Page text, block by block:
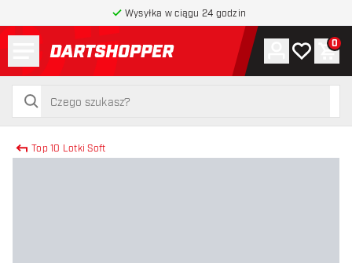
Wysyłka w ciągu 24 godzin
powrót do strony głównej
szukaj
szukaj
Konto
Moja lista
0
Top 10 Lotki Soft